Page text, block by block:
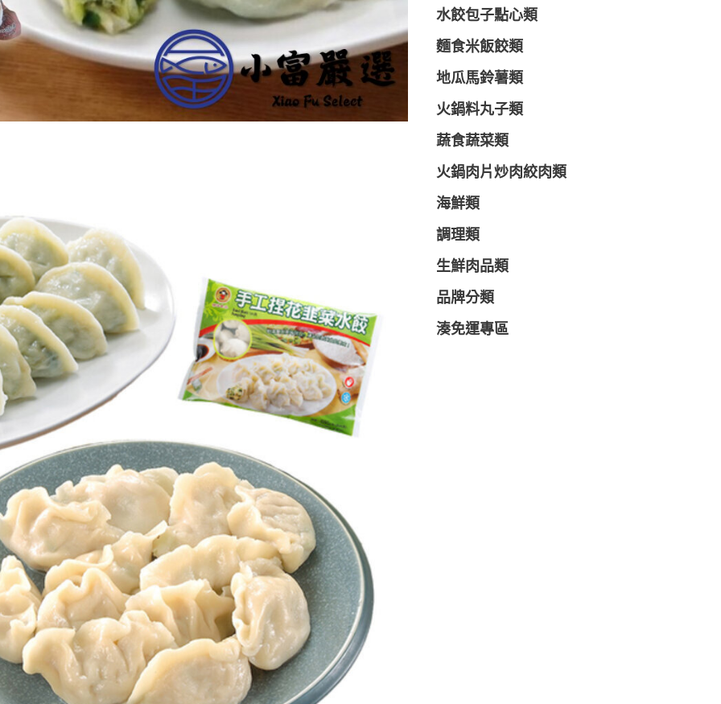
水餃包子點心類
麵食米飯餃類
地瓜馬鈴薯類
火鍋料丸子類
蔬食蔬菜類
火鍋肉片炒肉絞肉類
海鮮類
調理類
生鮮肉品類
品牌分類
湊免運專區